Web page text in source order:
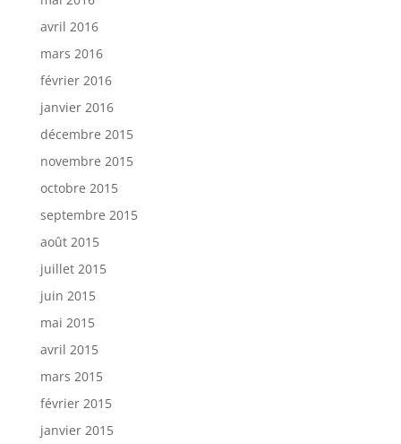
avril 2016
mars 2016
février 2016
janvier 2016
décembre 2015
novembre 2015
octobre 2015
septembre 2015
août 2015
juillet 2015
juin 2015
mai 2015
avril 2015
mars 2015
février 2015
janvier 2015